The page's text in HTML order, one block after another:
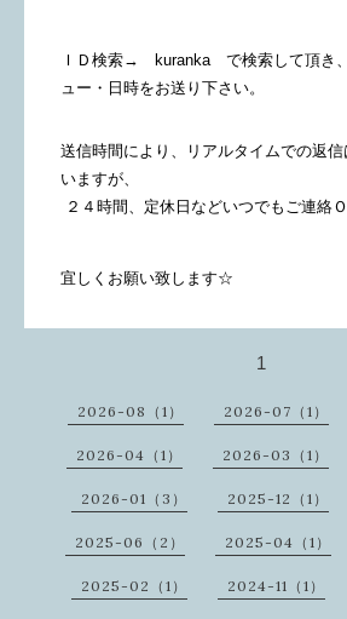
ＩＤ検索→ kuranka で検索して頂き
ュー・日時をお送り下さい。
送信時間により、リアルタイムでの返
いますが、
２４時間、定休日などいつでもご連絡
宜しくお願い致します☆
1
2026-08（1） 2026-07（1）
2026-04（1） 2026-03（1）
2026-01（3） 2025-12（1）
2025-06（2） 2025-04（1）
2025-02（1） 2024-11（1）